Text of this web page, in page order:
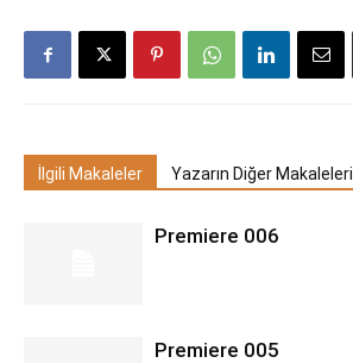
İlgili Makaleler Yazarın Diğer Makaleleri
Premiere 006
Premiere 005